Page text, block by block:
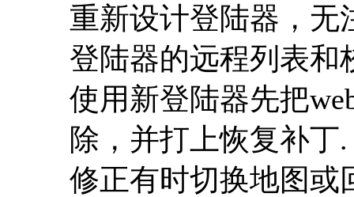
重新设计登陆器，无
登陆器的远程列表和
使用新登陆器先把
除，并打上恢复补丁.
修正有时切换地图或